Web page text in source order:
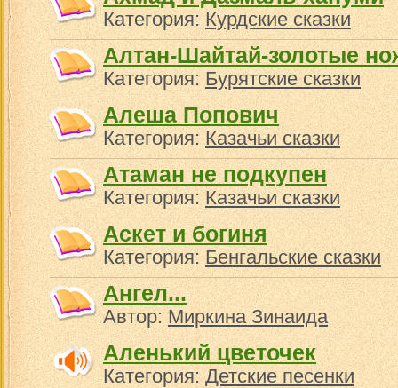
Категория:Курдские сказки
Алтан-Шайтай-золотые
Категория:Бурятские сказки
Алеша Попович
Категория:Казачьи сказки
Атаман не подкупен
Категория:Казачьи сказки
Аскет и богиня
Категория:Бенгальские сказки
Ангел...
Автор:Миркина Зинаида
Аленький цветочек
Категория:Детские песенки